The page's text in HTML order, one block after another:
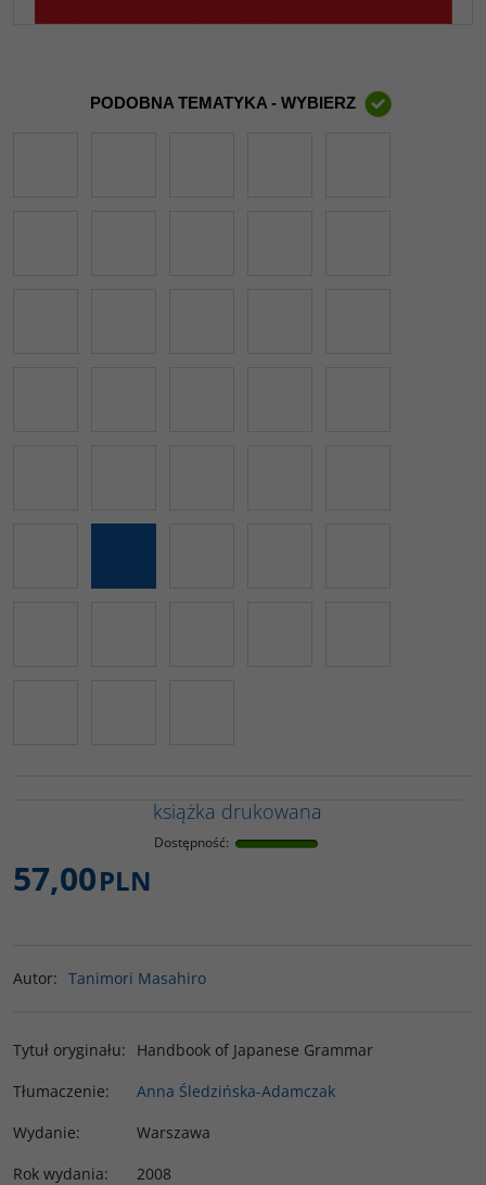
PODOBNA TEMATYKA - WYBIERZ
książka drukowana
Dostępność:
57,00PLN
Autor: Tanimori Masahiro
Tytuł oryginału:
Handbook of Japanese Grammar
Tłumaczenie:
Anna Śledzińska-Adamczak
Wydanie:
Warszawa
Rok wydania:
2008